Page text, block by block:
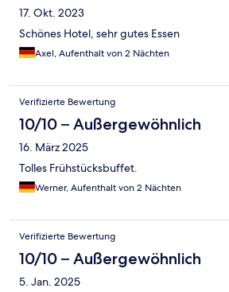
17. Okt. 2023
Schönes Hotel, sehr gutes Essen
Axel, Aufenthalt von 2 Nächten
Verifizierte Bewertung
10/10 – Außergewöhnlich
16. März 2025
Tolles Frühstücksbuffet.
Werner, Aufenthalt von 2 Nächten
Verifizierte Bewertung
10/10 – Außergewöhnlich
5. Jan. 2025